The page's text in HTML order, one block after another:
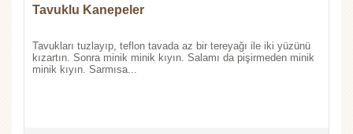
Tavuklu Kanepeler
Tavukları tuzlayıp, teflon tavada az bir tereyağı ile iki yüzünü
kızartın. Sonra minik minik kıyın. Salamı da pişirmeden minik
minik kıyın. Sarmısa...